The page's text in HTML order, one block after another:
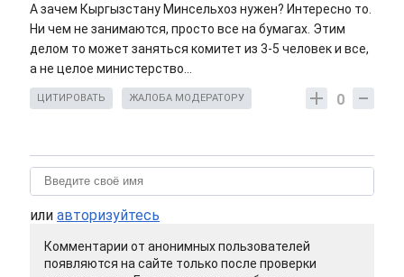
А зачем Кыргызстану Минсельхоз нужен? Интересно то.
Ни чем не занимаются, просто все на бумагах. Этим
делом то может заняться комитет из 3-5 человек и все,
а не целое министерство...
0
ЦИТИРОВАТЬ ЖАЛОБА МОДЕРАТОРУ
или авторизуйтесь
Комментарии от анонимных пользователей
появляются на сайте только после проверки